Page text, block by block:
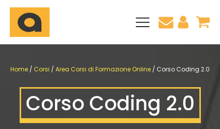
Blog
Home / Corsi / Area Corsi di Formazione Online / Corso Coding 2.0
Corso Coding 2.0